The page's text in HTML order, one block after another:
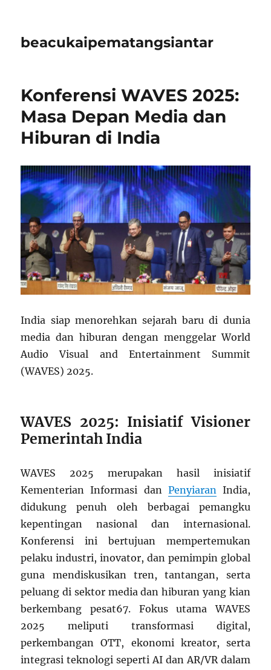
beacukaipematangsiantar
Konferensi WAVES 2025:
Masa Depan Media dan
Hiburan di India
India siap menorehkan sejarah baru di dunia
media dan hiburan dengan menggelar World
Audio Visual and Entertainment Summit
(WAVES) 2025.
WAVES 2025: Inisiatif Visioner
Pemerintah India
WAVES 2025 merupakan hasil inisiatif
Kementerian Informasi dan PenyiaranIndia,
didukung penuh oleh berbagai pemangku
kepentingan nasional dan internasional.
Konferensi ini bertujuan mempertemukan
pelaku industri, inovator, dan pemimpin global
guna mendiskusikan tren, tantangan, serta
peluang di sektor media dan hiburan yang kian
berkembang pesat67.Fokus utama WAVES
2025 meliputi transformasi digital,
perkembangan OTT, ekonomi kreator, serta
integrasi teknologi seperti AI dan AR/VR dalam